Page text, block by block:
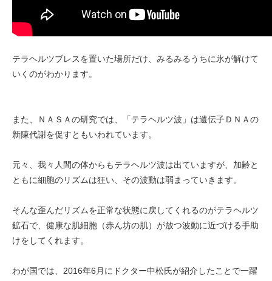
テラヘルツブレスを置いた場所だけ、みるみるうちに氷が解けて
いくのがわかります。
また、ＮＡＳＡの研究では、「テラヘルツ波」は遺伝子ＤＮＡの
新陳代謝を促すともいわれています。
元々、我々人間の体からもテラヘルツ波は出ていますが、加齢と
ともに細胞のリズムは狂い、その波動は弱まっていきます。
そんな歪んだリズムを正常な状態に戻してくれるのがテラヘルツ
鉱石で、健康な肌細胞（赤ん坊の肌）が放つ波動に近づける手助
けをしてくれます。
わが国では、2016年6月にドクター中松氏が紹介したことで一躍